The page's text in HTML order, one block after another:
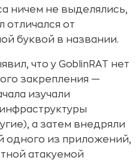
ничем не выделялись,
отличался от
буквой в названии.
что у GoblinRAT нет
закрепления —
изучали
а затем внедряли
одного из приложений,
атакуемой